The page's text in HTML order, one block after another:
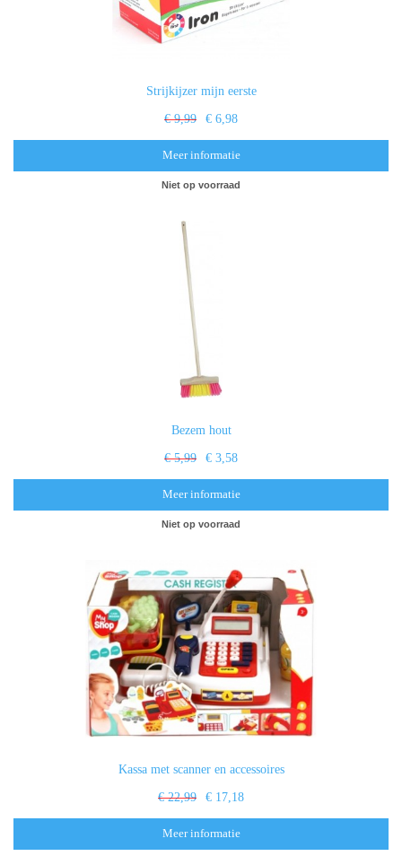
Strijkijzer mijn eerste
€ 9,99 € 6,98
Meer informatie
Niet op voorraad
Bezem hout
€ 5,99 € 3,58
Meer informatie
Niet op voorraad
Kassa met scanner en accessoires
€ 22,99 € 17,18
Meer informatie